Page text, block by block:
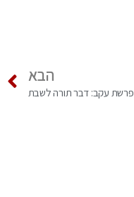
הבא
פרשת עקב: דבר תורה לשבת